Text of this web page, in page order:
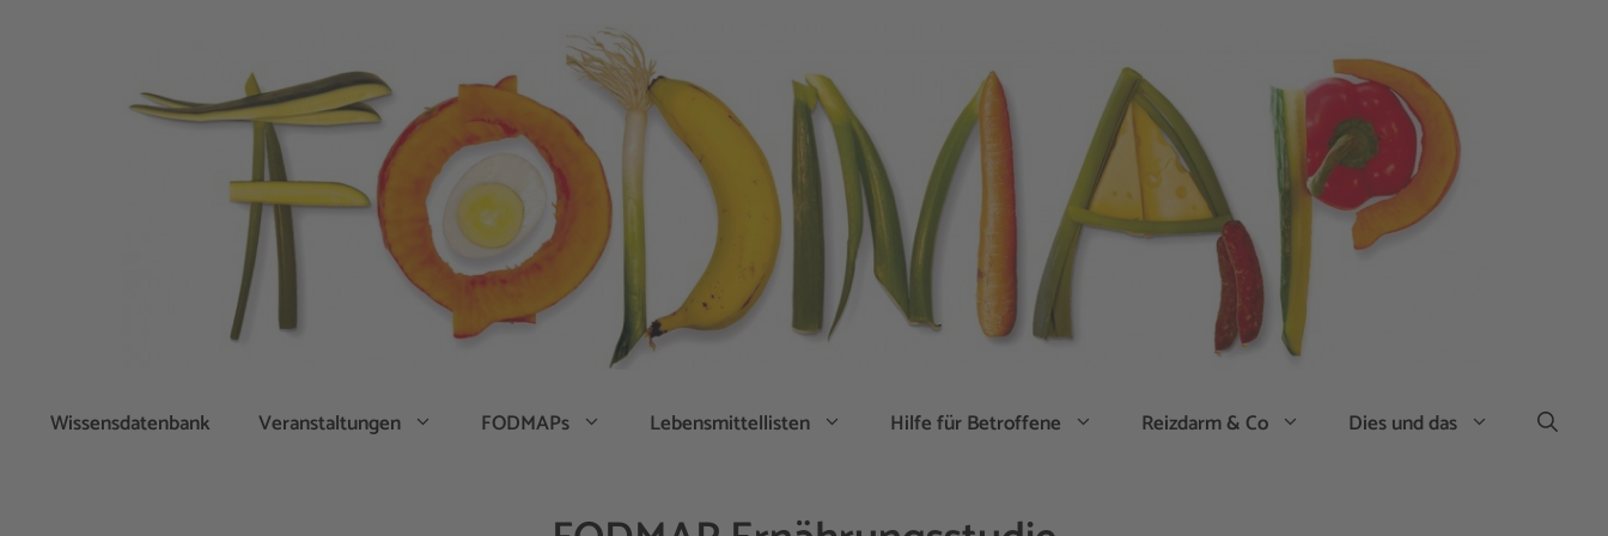
Wissensdatenbank Veranstaltungen FODMAPs Lebensmittellisten Hilfe für Betroffene Reizdarm & Co Dies und das